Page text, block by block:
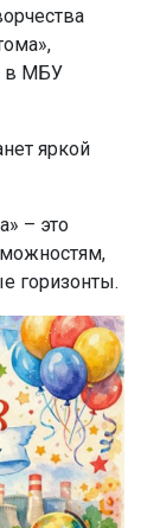
в МБУ
яркой
– это
горизонты.